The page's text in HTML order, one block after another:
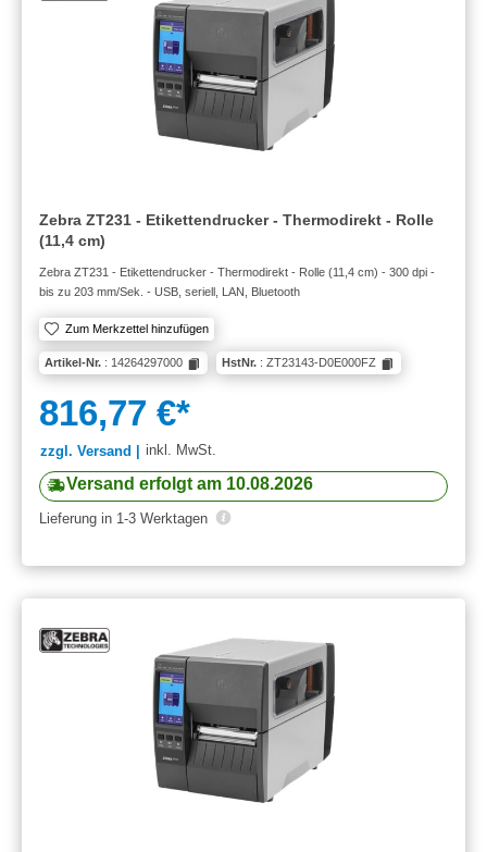
Zebra ZT231 - Etikettendrucker - Thermodirekt - Rolle
(11,4 cm)
Zebra ZT231 - Etikettendrucker - Thermodirekt - Rolle (11,4 cm) - 300 dpi -
bis zu 203 mm/Sek. - USB, seriell, LAN, Bluetooth
Zum Merkzettel hinzufügen
Artikel-Nr. : 14264297000 HstNr. : ZT23143-D0E000FZ
816,77 €*
zzgl. Versand | inkl. MwSt.
Versand erfolgt am 10.08.2026
Lieferung in 1-3 Werktagen